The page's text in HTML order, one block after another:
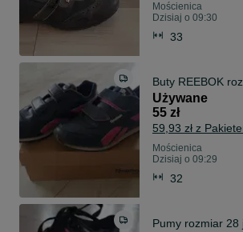
Mościenica
Dzisiaj o 09:30
33
Buty REEBOK
Używane
55 zł
59,93 zł z
Mościenica
Dzisiaj o 09:29
32
Pumy rozmiar 28